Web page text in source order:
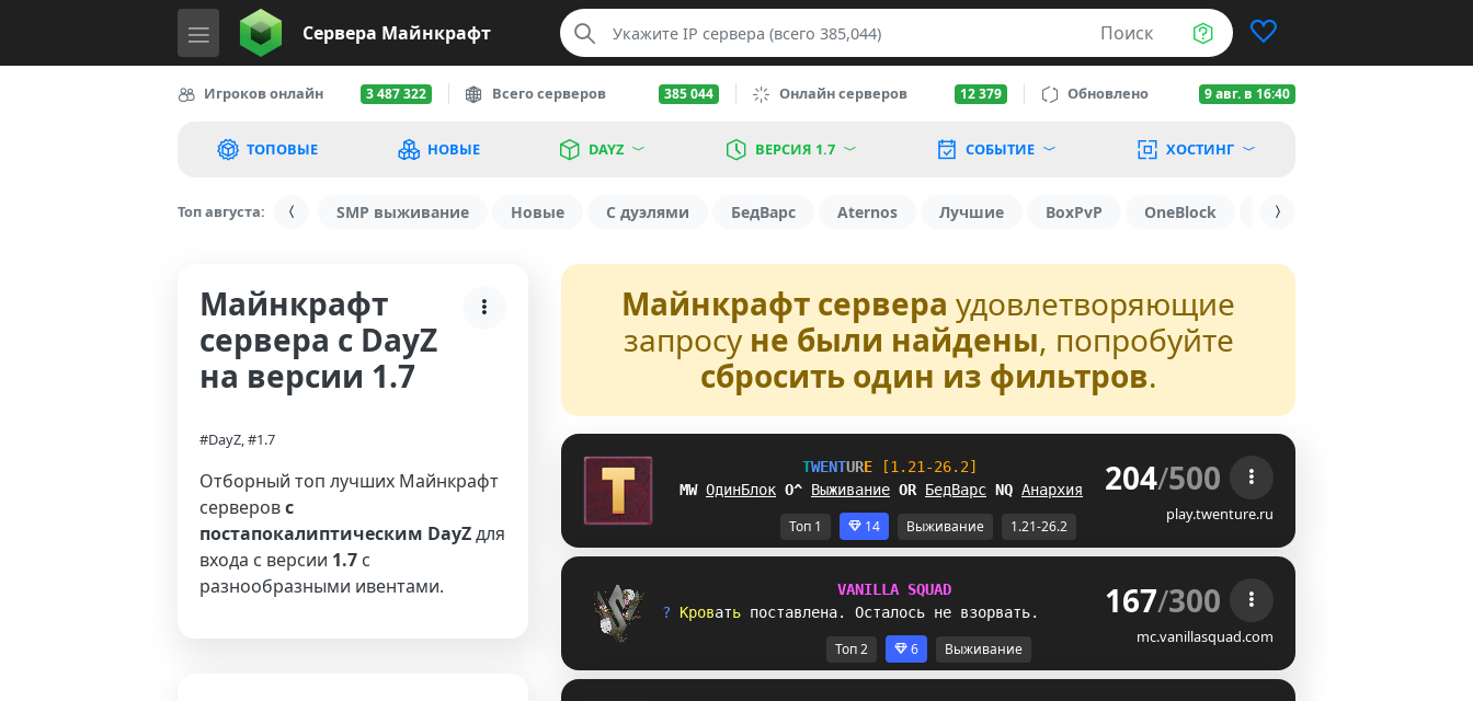
Сервера Майнкрафт Поиск
Игроков онлайн 3 487 322 Всего серверов 385 044 Онлайн серверов 12 379 Обновлено 9 авг. в 16:40
ТОПОВЫЕ НОВЫЕ DAYZ ВЕРСИЯ 1.7 СОБЫТИЕ ХОСТИНГ
Топ августа: SMP выживание Новые С дуэлями БедВарс Aternos Лучшие BoxPvP OneBlock 1.19.3
Майнкрафт
сервера с DayZ
на версии 1.7
#DayZ, #1.7
Отборный топ лучших Майнкрафт
серверовс
постапокалиптическим DayZдля
входа с версии 1.7 с
разнообразными ивентами.
Майнкрафт сервера удовлетворяющие
запросу не были найдены, попробуйте
сбросить один из фильтров.
TWENTURE
[1.21-26.2]
XS ОдинБлок \Y Выживание I_ БедВарс _L Анархия QQ204/500
play.twenture.ru
Топ 1 14 Выживание 1.21-26.2
VANIL L A SQUAD
? Кровать поставлена. Осталось не взорвать. 167/300
mc.vanillasquad.com
Топ 2 6 Выживание